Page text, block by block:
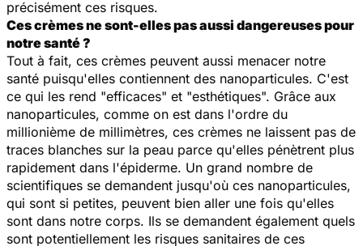
précisément ces risques.
Ces crèmes ne sont-elles pas aussi dangereuses pour
notre santé ?
Tout à fait, ces crèmes peuvent aussi menacer notre
santé puisqu'elles contiennent des nanoparticules. C'est
ce qui les rend "efficaces" et "esthétiques". Grâce aux
nanoparticules, comme on est dans l'ordre du
millionième de millimètres, ces crèmes ne laissent pas de
traces blanches sur la peau parce qu'elles pénètrent plus
rapidement dans l'épiderme. Un grand nombre de
scientifiques se demandent jusqu'où ces nanoparticules,
qui sont si petites, peuvent bien aller une fois qu'elles
sont dans notre corps. Ils se demandent également quels
sont potentiellement les risques sanitaires de ces